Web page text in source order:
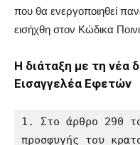
που θα ενεργοποιηθεί
εισήχθη στον Κώδικα
Η διάταξη με τη νέα
Εισαγγελέα Εφετών
1. Στο άρθρο 290
προσφυγής του